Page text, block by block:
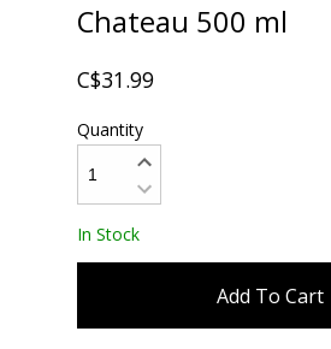
Chateau 500 ml
C$31.99
Quantity
In Stock
Add To Cart